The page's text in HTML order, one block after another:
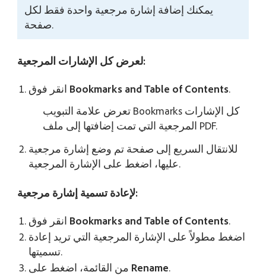
يمكنك إضافة إشارة مرجعية واحدة فقط لكل
صفحة.
لعرض كل الإشارات المرجعية:
Bookmarks and Table of Contents.
تعرض علامة التبويب Bookmarks كل الإشارات
المرجعية التي تمت إضافتها إلى ملف PDF.
للانتقال السريع إلى صفحة تم وضع إشارة مرجعية
عليها، اضغط على الإشارة المرجعية.
لإعادة تسمية إشارة مرجعية:
Bookmarks and Table of Contents.
اضغط مطولاً على الإشارة المرجعية التي تريد إعادة
تسميتها.
Rename.